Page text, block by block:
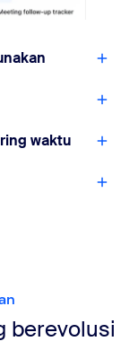
waktu
berevolusi